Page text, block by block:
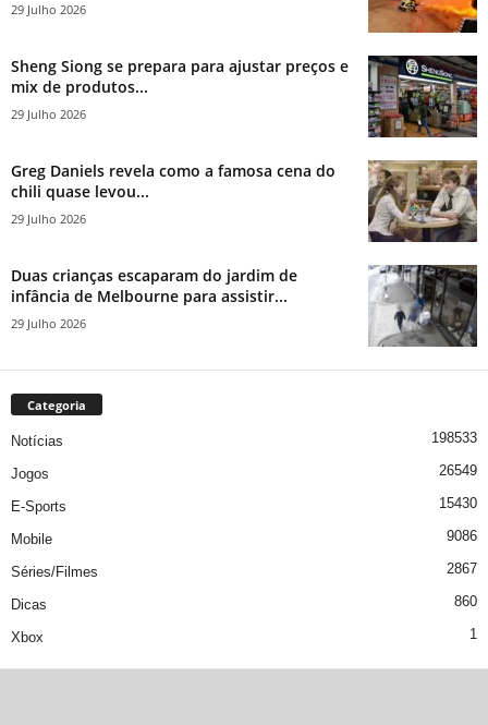
29 Julho 2026
Sheng Siong se prepara para ajustar preços e
mix de produtos...
29 Julho 2026
Greg Daniels revela como a famosa cena do
chili quase levou...
29 Julho 2026
Duas crianças escaparam do jardim de
infância de Melbourne para assistir...
29 Julho 2026
Categoria
Notícias 198533
Jogos 26549
E-Sports 15430
Mobile 9086
Séries/Filmes 2867
Dicas 860
Xbox 1